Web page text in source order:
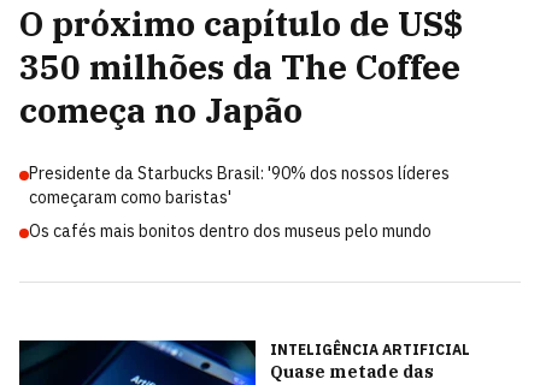
O próximo capítulo de US$
350 milhões da The Coffee
começa no Japão
Presidente da Starbucks Brasil: '90% dos nossos líderes
começaram como baristas'
Os cafés mais bonitos dentro dos museus pelo mundo
INTELIGÊNCIA ARTIFICIAL
Quase metade das